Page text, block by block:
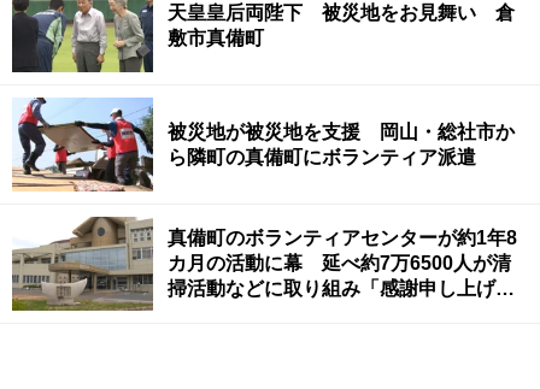
天皇皇后両陛下 被災地をお見舞い 倉
敷市真備町
被災地が被災地を支援 岡山・総社市か
ら隣町の真備町にボランティア派遣
真備町のボランティアセンターが約1年8
カ月の活動に幕 延べ約7万6500人が清
掃活動などに取り組み「感謝申し上げた